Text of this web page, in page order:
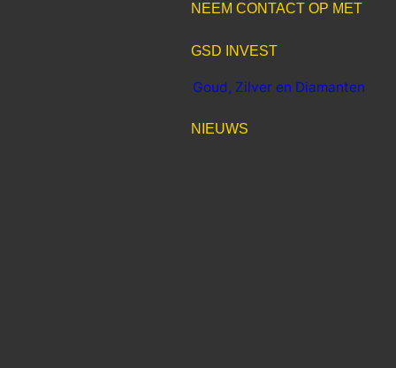
NEEM CONTACT OP MET
GSD INVEST
Goud, Zilver en Diamanten
NIEUWS